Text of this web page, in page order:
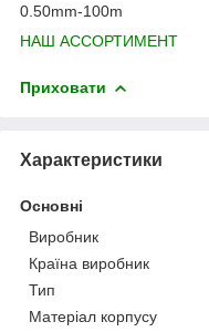
0.50mm-100m
НАШ АССОРТИМЕНТ
Приховати
Характеристики
Основні
Виробник
Країна виробник
Тип
Матеріал корпусу